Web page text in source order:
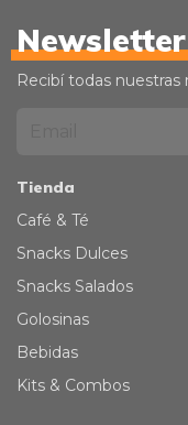
Newsletter
Recibí todas nuestras
Tienda
Café & Té
Snacks Dulces
Snacks Salados
Golosinas
Bebidas
Kits & Combos